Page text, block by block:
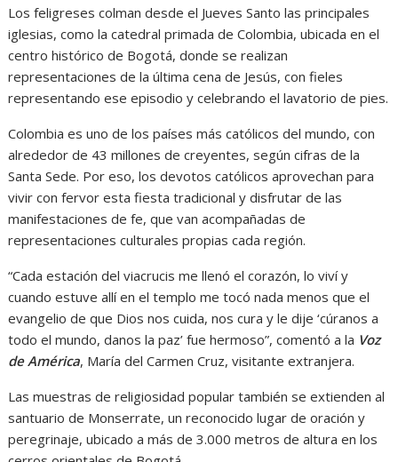
Los feligreses colman desde el Jueves Santo las principales
iglesias, como la catedral primada de Colombia, ubicada en el
centro histórico de Bogotá, donde se realizan
representaciones de la última cena de Jesús, con fieles
representando ese episodio y celebrando el lavatorio de pies.
Colombia es uno de los países más católicos del mundo, con
alrededor de 43 millones de creyentes, según cifras de la
Santa Sede. Por eso, los devotos católicos aprovechan para
vivir con fervor esta fiesta tradicional y disfrutar de las
manifestaciones de fe, que van acompañadas de
representaciones culturales propias cada región.
“Cada estación del viacrucis me llenó el corazón, lo viví y
cuando estuve allí en el templo me tocó nada menos que el
evangelio de que Dios nos cuida, nos cura y le dije ‘cúranos a
todo el mundo, danos la paz’ fue hermoso”, comentó a la Voz
de América, María del Carmen Cruz, visitante extranjera.
Las muestras de religiosidad popular también se extienden al
santuario de Monserrate, un reconocido lugar de oración y
peregrinaje, ubicado a más de 3.000 metros de altura en los